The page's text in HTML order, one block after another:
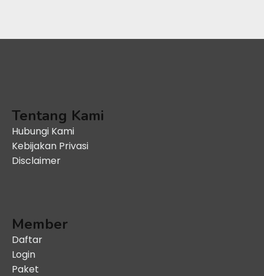
Tentang Kami
Hubungi Kami
Kebijakan Privasi
Disclaimer
Member
Daftar
Login
Paket